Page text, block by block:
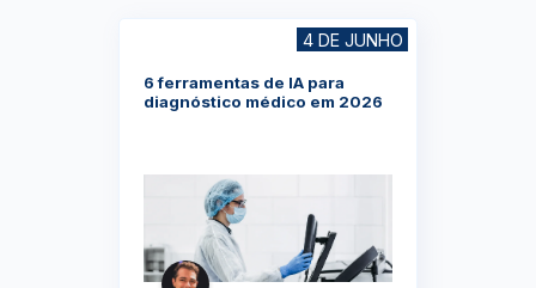
6 ferramentas de IA para
diagnóstico médico em 2026
4 DE JUNHO